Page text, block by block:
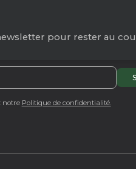
pour rester au
notre Politique de confidentialité.